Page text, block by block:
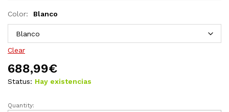
Color: Blanco
Clear
688,99€
Status: Hay existencias
Juego
Quantity: